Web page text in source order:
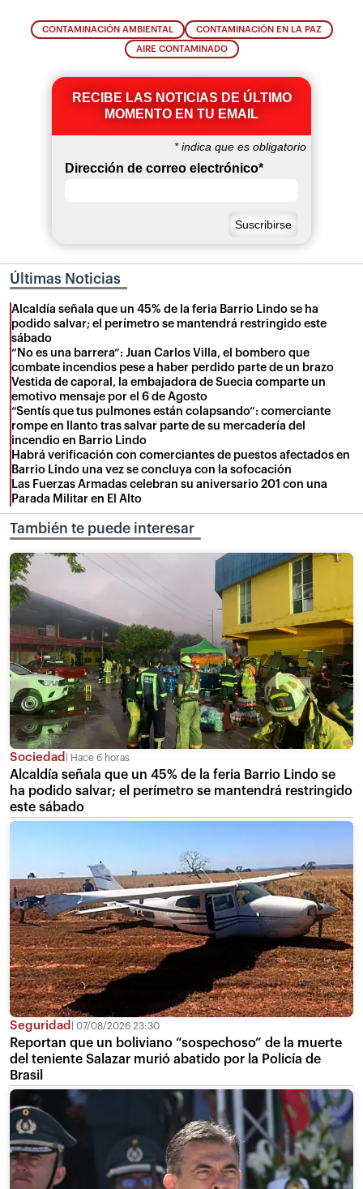
CONTAMINACIÓN AMBIENTAL CONTAMINACIÓN EN LA PAZ
AIRE CONTAMINADO
RECIBE LAS NOTICIAS DE ÚLTIMO
MOMENTO EN TU EMAIL
*indica que es obligatorio
Dirección de correo electrónico*
Últimas Noticias
Alcaldía señala que un 45% de la feria Barrio Lindo se ha
podido salvar; el perímetro se mantendrá restringido este
sábado
“No es una barrera”: Juan Carlos Villa, el bombero que
combate incendios pese a haber perdido parte de un brazo
Vestida de caporal, la embajadora de Suecia comparte un
emotivo mensaje por el 6 de Agosto
“Sentís que tus pulmones están colapsando”: comerciante
rompe en llanto tras salvar parte de su mercadería del
incendio en Barrio Lindo
Habrá verificación con comerciantes de puestos afectados en
Barrio Lindo una vez se concluya con la sofocación
Las Fuerzas Armadas celebran su aniversario 201 con una
Parada Militar en El Alto
También te puede interesar
Sociedad Hace 6 horas
Alcaldía señala que un 45% de la feria Barrio Lindo se
ha podido salvar; el perímetro se mantendrá restringido
este sábado
Seguridad 07/08/2026 23:30
Reportan que un boliviano “sospechoso” de la muerte
del teniente Salazar murió abatido por la Policía de
Brasil